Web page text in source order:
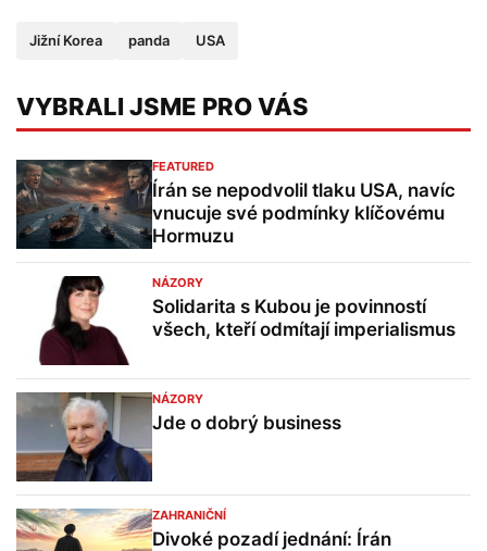
Jižní Korea panda USA
VYBRALI JSME PRO VÁS
FEATURED
Írán se nepodvolil tlaku USA, navíc
vnucuje své podmínky klíčovému
Hormuzu
NÁZORY
Solidarita s Kubou je povinností
všech, kteří odmítají imperialismus
NÁZORY
Jde o dobrý business
ZAHRANIČNÍ
Divoké pozadí jednání: Írán